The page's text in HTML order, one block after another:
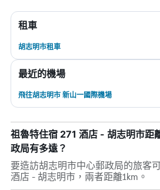
租車
胡志明市租車
最近的機場
飛往胡志明市 新山一國際機場
祖魯特住宿 271 酒店 - 胡志明市距
政局有多遠？
要造訪胡志明市中心郵政局的旅客
酒店 - 胡志明市，兩者距離1km。